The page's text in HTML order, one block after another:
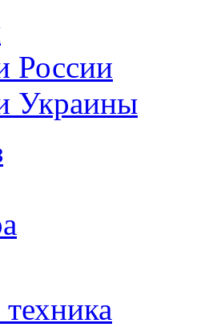
России
Украины